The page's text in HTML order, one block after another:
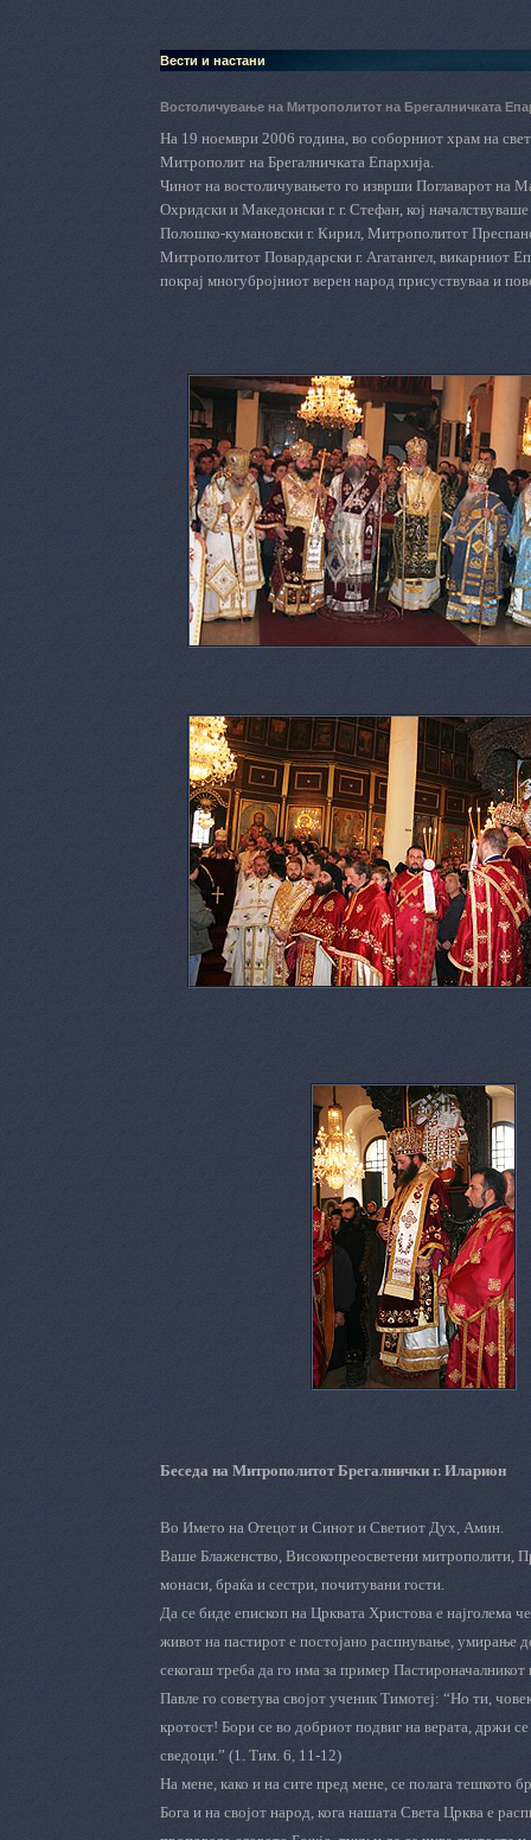
Вести и настани
Востоличување на Митрополитот на Брегалничката
На 19 ноември 2006 година, во соборниот храм на
Митрополит на Брегалничката Епархија.
Чинот на востоличувањето го изврши Поглаварот на
Охридски и Македонски г. г. Стефан, кој
Полошко-кумановски г. Кирил, Митрополитот
Митрополитот Повардарски г. Агатангел, викарниот
покрај многубројниот верен народ присуствуваа и
Беседа на Митрополитот Брегалнички г. Иларион
Во Името на Отецот и Синот и Светиот Дух, Амин.
Ваше Блаженство, Високопреосветени митрополити,
монаси, браќа и сестри, почитувани гости.
Да се биде епископ на Црквата Христова е најголема
живот на пастирот е постојано распнување, умирање
секогаш треба да го има за пример
Павле го советува својот ученик Тимотеј: “Но ти,
кротост! Бори се во добриот подвиг на верата, држи
сведоци.” (1. Тим. 6, 11-12)
На мене, како и на сите пред мене, се полага тешкото
Бога и на својот народ, кога нашата Света Црква е